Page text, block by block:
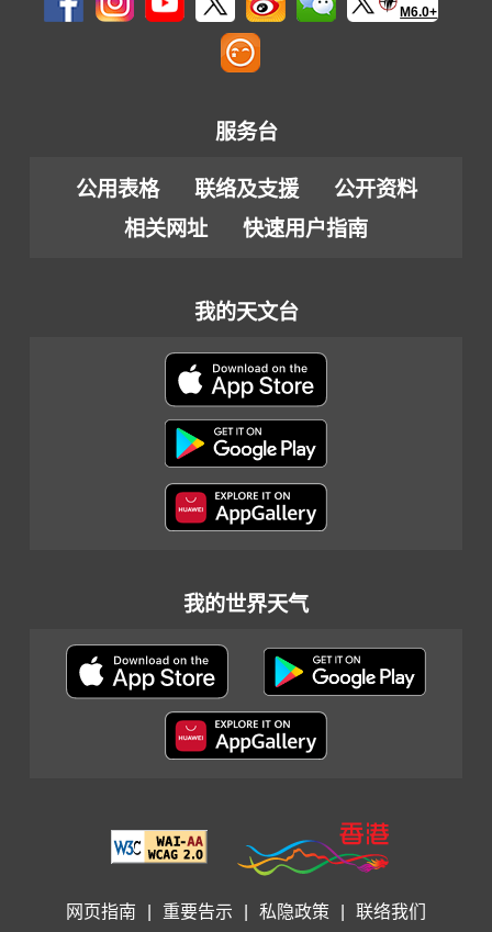
M6.0+
服务台
公用表格 联络及支援
公开资料
相关网址
快速用户指南
我的天文台
我的世界天气
网页指南 重要告示 私隐政策 联络我们